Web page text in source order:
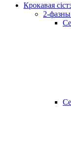
Крокавая
2-